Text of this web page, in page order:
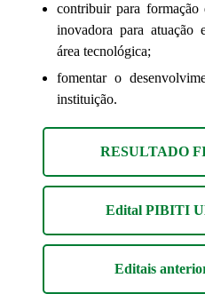
contribuir para formação
inovadora para atuação
área tecnológica;
fomentar o
instituição.
RESULTADO
Edital PIBITI
Editais